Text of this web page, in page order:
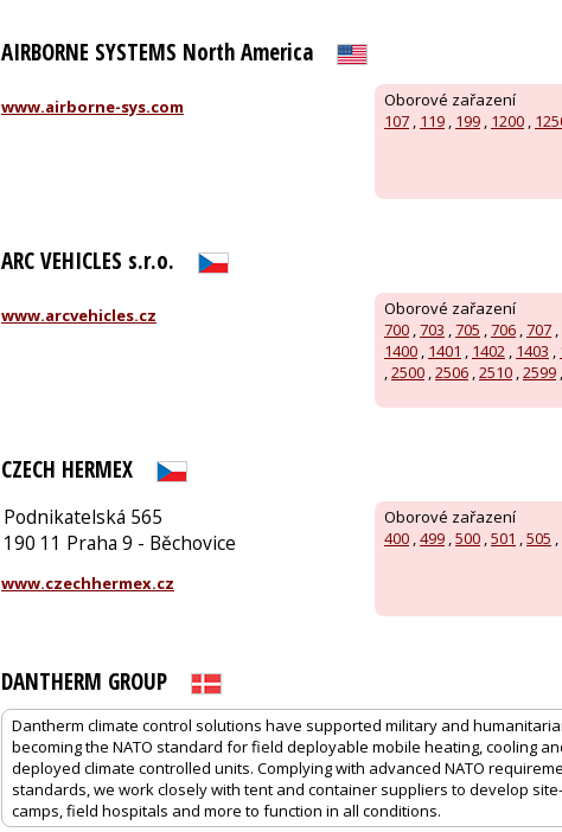
AIRBORNE SYSTEMS North America
Oborové zařazení
107 , 119 , 199 , 1200 ,
www.airborne-sys.com
ARC VEHICLES s.r.o.
Oborové zařazení
700 ,703 ,705 ,706 ,707 ,
1400 , 1401 , 1402 , 1403 ,
,2500 ,2506 ,2510 ,2599 ,
www.arcvehicles.cz
CZECH HERMEX
Oborové zařazení
400 ,499 ,500 ,501 ,505 ,
Podnikatelská 565
190 11 Praha 9 - Běchovice
www.czechhermex.cz
DANTHERM GROUP
Dantherm climate control solutions have supported military and
becoming the NATO standard for field deployable mobile heating, cooling
deployed climate controlled units. Complying with advanced NATO
standards, we work closely with tent and container suppliers to develop
camps, field hospitals and more to function in all conditions.